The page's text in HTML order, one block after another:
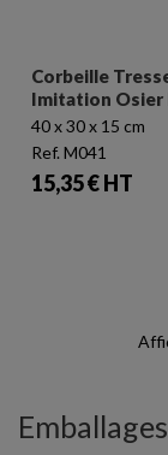
Corbeille
Imitation Osier
40 x 30 x 15 cm
Ref. M041
Prix
15,35 € HT